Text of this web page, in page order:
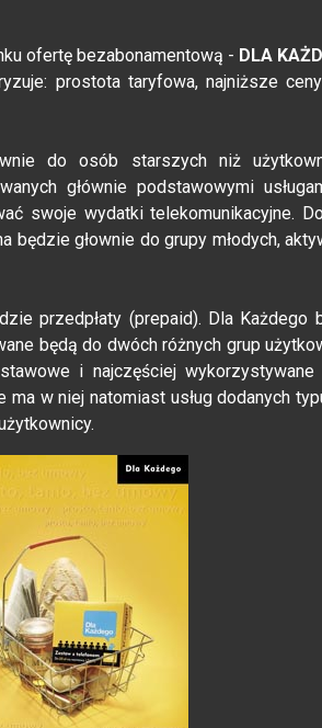
ofertę bezabonamentową - DLA
prostota taryfowa, najniższe
do osób starszych niż
głównie podstawowymi
swoje wydatki telekomunikacyjne.
będzie głownie do grupy młodych,
przedpłaty (prepaid). Dla Każdego
będą do dwóch różnych grup
i najczęściej wykorzystywane
w niej natomiast usług dodanych